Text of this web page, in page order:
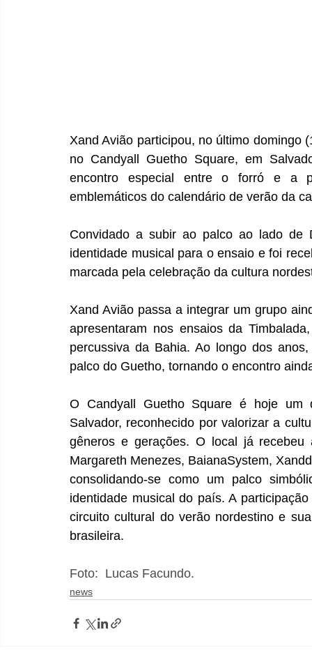
Xand Avião participou, no último domingo
no Candyall Guetho Square, em
encontro especial entre o forró e a
emblemáticos do calendário de verão da
Convidado a subir ao palco ao lado de
identidade musical para o ensaio e foi
marcada pela celebração da cultura
Xand Avião passa a integrar um grupo
apresentaram nos ensaios da
percussiva da Bahia. Ao longo dos
palco do Guetho, tornando o encontro
O Candyall Guetho Square é hoje um
Salvador, reconhecido por valorizar a
gêneros e gerações. O local já recebeu
Margareth Menezes, BaianaSystem,
consolidando-se como um palco
identidade musical do país. A
circuito cultural do verão nordestino e
brasileira.
Foto:  Lucas Facundo.
news